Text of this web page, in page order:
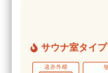
サウナ室タイプ